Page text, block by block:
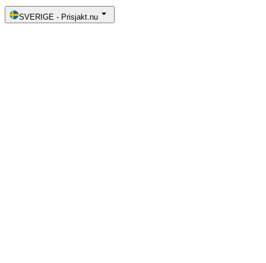
SVERIGE - Prisjakt.nu